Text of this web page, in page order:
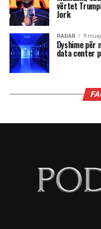
fati kërkon maturi
përplasjet
Shigjetarit, te
fuqia komunikuese e
sigurt: qielli është në
gatshëm të dëgjojë
futur tashmë në
në Peshore
pret një dimër i gjatë